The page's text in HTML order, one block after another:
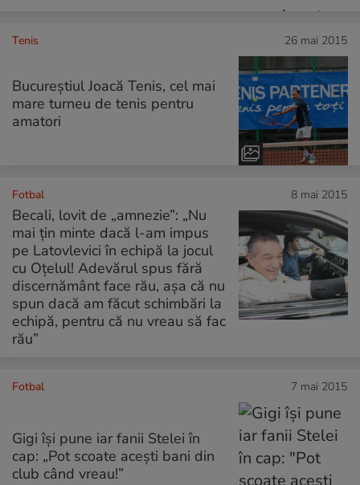
Tenis 26 mai 2015
Bucureştiul Joacă Tenis, cel mai
mare turneu de tenis pentru
amatori
Fotbal 8 mai 2015
Becali, lovit de „amnezie”: „Nu
mai ţin minte dacă l-am impus
pe Latovlevici în echipă la jocul
cu Oţelul! Adevărul spus fără
discernământ face rău, aşa că nu
spun dacă am făcut schimbări la
echipă, pentru că nu vreau să fac
rău”
Fotbal 7 mai 2015
Gigi îşi pune iar fanii Stelei în
cap: „Pot scoate aceşti bani din
club când vreau!”